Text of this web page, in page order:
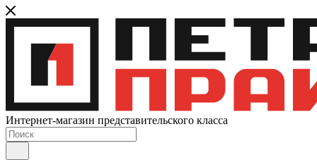
Интернет-магазин представительского класса